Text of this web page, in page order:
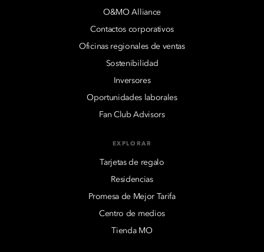
O&MO Alliance
Contactos corporativos
Oficinas regionales de ventas
Sostenibilidad
Inversores
Oportunidades laborales
Fan Club Advisors
EXPLORAR
Tarjetas de regalo
Residencias
Promesa de Mejor Tarifa
Centro de medios
Tienda MO